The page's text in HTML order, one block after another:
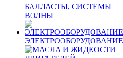
БАЛЛАСТЫ, СИСТЕМЫ
ВОЛНЫ
ЭЛЕКТРООБОРУДОВАНИЕ